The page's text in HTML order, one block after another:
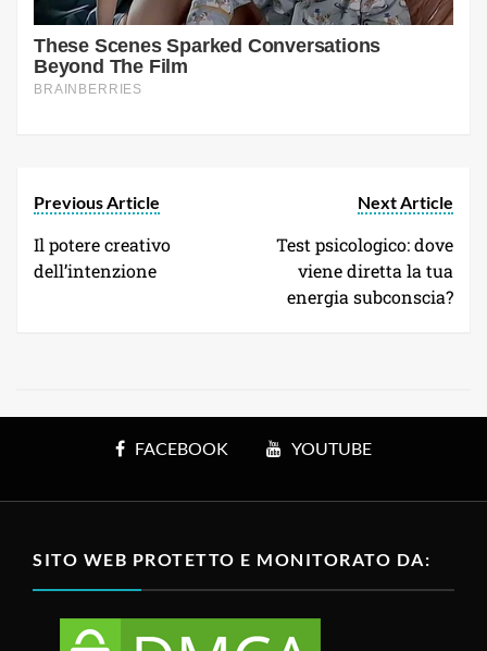
Previous Article
Il potere creativo
dell’intenzione
Next Article
Test psicologico: dove
viene diretta la tua
energia subconscia?
FACEBOOK YOUTUBE
SITO WEB PROTETTO E MONITORATO DA: